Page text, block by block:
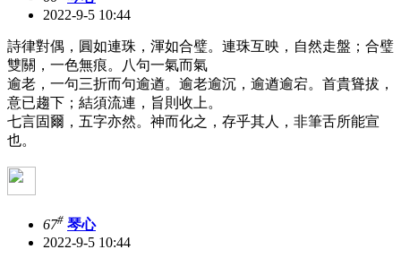
2022-9-5 10:44
詩律對偶，圓如連珠，渾如合璧。連珠互映，自然走盤；合璧
雙關，一色無痕。八句一氣而氣
逾老，一句三折而句逾遒。逾老逾沉，逾遒逾宕。首貴聳拔，
意已趨下；結須流連，旨則收上。
七言固爾，五字亦然。神而化之，存乎其人，非筆舌所能宣
也。
67# 琴心
2022-9-5 10:44